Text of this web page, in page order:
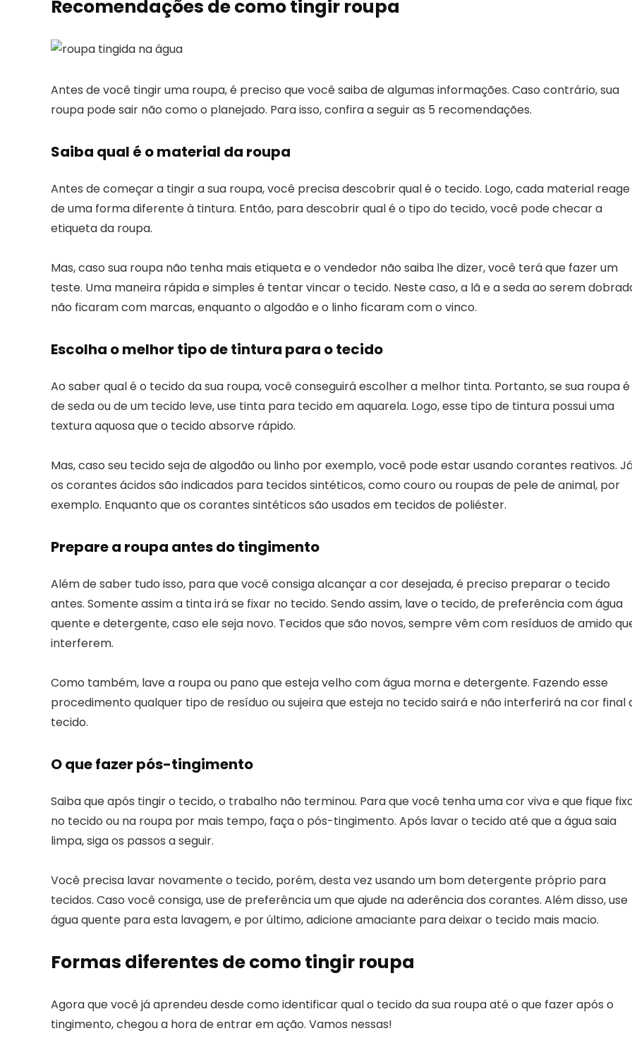
Recomendações de como tingir roupa
Antes de você tingir uma roupa, é preciso que você saiba de algumas informações. Caso contrário, sua
roupa pode sair não como o planejado. Para isso, confira a seguir as 5 recomendações.
Saiba qual é o material da roupa
Antes de começar a tingir a sua roupa, você precisa descobrir qual é o tecido. Logo, cada material reage
de uma forma diferente à tintura. Então, para descobrir qual é o tipo do tecido, você pode checar a
etiqueta da roupa.
Mas, caso sua roupa não tenha mais etiqueta e o vendedor não saiba lhe dizer, você terá que fazer um
teste. Uma maneira rápida e simples é tentar vincar o tecido. Neste caso, a lã e a seda ao serem
não ficaram com marcas, enquanto o algodão e o linho ficaram com o vinco.
Escolha o melhor tipo de tintura para o tecido
Ao saber qual é o tecido da sua roupa, você conseguirá escolher a melhor tinta. Portanto, se sua roupa é
de seda ou de um tecido leve, use tinta para tecido em aquarela. Logo, esse tipo de tintura possui uma
textura aquosa que o tecido absorve rápido.
Mas, caso seu tecido seja de algodão ou linho por exemplo, você pode estar usando corantes reativos.
os corantes ácidos são indicados para tecidos sintéticos, como couro ou roupas de pele de animal, por
exemplo. Enquanto que os corantes sintéticos são usados em tecidos de poliéster.
Prepare a roupa antes do tingimento
Além de saber tudo isso, para que você consiga alcançar a cor desejada, é preciso preparar o tecido
antes. Somente assim a tinta irá se fixar no tecido. Sendo assim, lave o tecido, de preferência com água
quente e detergente, caso ele seja novo. Tecidos que são novos, sempre vêm com resíduos de amido
interferem.
Como também, lave a roupa ou pano que esteja velho com água morna e detergente. Fazendo esse
procedimento qualquer tipo de resíduo ou sujeira que esteja no tecido sairá e não interferirá na cor final
tecido.
O que fazer pós-tingimento
Saiba que após tingir o tecido, o trabalho não terminou. Para que você tenha uma cor viva e que fique
no tecido ou na roupa por mais tempo, faça o pós-tingimento. Após lavar o tecido até que a água saia
limpa, siga os passos a seguir.
Você precisa lavar novamente o tecido, porém, desta vez usando um bom detergente próprio para
tecidos. Caso você consiga, use de preferência um que ajude na aderência dos corantes. Além disso, use
água quente para esta lavagem, e por último, adicione amaciante para deixar o tecido mais macio.
Formas diferentes de como tingir roupa
Agora que você já aprendeu desde como identificar qual o tecido da sua roupa até o que fazer após o
tingimento, chegou a hora de entrar em ação. Vamos nessas!